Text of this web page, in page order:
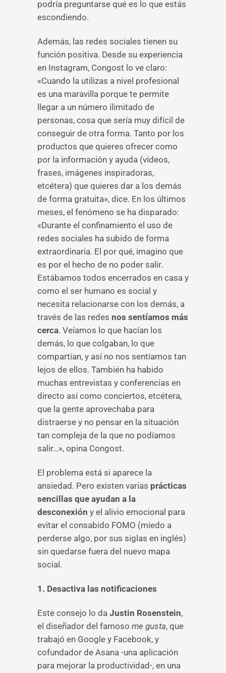
podría preguntarse qué es lo que estás
escondiendo.
Además, las redes sociales tienen su
función positiva. Desde su experiencia
en Instagram, Congost lo ve claro:
«Cuando la utilizas a nivel profesional
es una maravilla porque te permite
llegar a un número ilimitado de
personas, cosa que sería muy difícil de
conseguir de otra forma. Tanto por los
productos que quieres ofrecer como
por la información y ayuda (vídeos,
frases, imágenes inspiradoras,
etcétera) que quieres dar a los demás
de forma gratuita», dice. En los últimos
meses, el fenómeno se ha disparado:
«Durante el confinamiento el uso de
redes sociales ha subido de forma
extraordinaria. El por qué, imagino que
es por el hecho de no poder salir.
Estábamos todos encerrados en casa y
como el ser humano es social y
necesita relacionarse con los demás, a
través de las redes nos sentíamos más
cerca. Veíamos lo que hacían los
demás, lo que colgaban, lo que
compartían, y así no nos sentíamos tan
lejos de ellos. También ha habido
muchas entrevistas y conferencias en
directo así como conciertos, etcétera,
que la gente aprovechaba para
distraerse y no pensar en la situación
tan compleja de la que no podíamos
salir…», opina Congost.
El problema está si aparece la
ansiedad. Pero existen varias prácticas
sencillas que ayudan a la
desconexión y el alivio emocional para
evitar el consabido FOMO (miedo a
perderse algo, por sus siglas en inglés)
sin quedarse fuera del nuevo mapa
social.
1. Desactiva las notificaciones
Este consejo lo da Justin Rosenstein,
el diseñador del famoso me gusta, que
trabajó en Google y Facebook, y
cofundador de Asana -una aplicación
para mejorar la productividad-, en una